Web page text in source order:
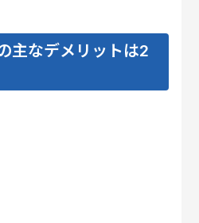
主なデメリットは2